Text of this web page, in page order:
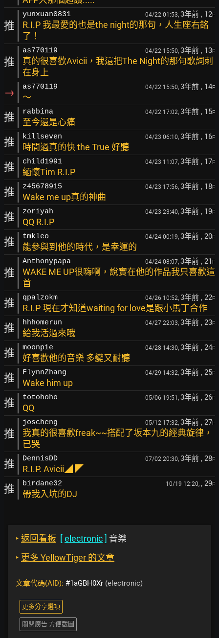
推
yunxuan0831 04/22 01:53, 3年前 , 12F
R.I.P 我最愛的也是the night的那句，人生座右銘
了！
推
as770119 04/22 15:50, 3年前 , 13F
真的很喜歡Avicii，我還把The Night的那句歌詞刺
在身上
→ as770119 04/22 15:50, 3年前 , 14F
～
推 rabbina 04/22 17:02, 3年前 , 15F
至今還是心痛
推 killseven 04/23 06:10, 3年前 , 16F
時間過真的快 the True 好聽
推 child1991 04/23 11:07, 3年前 , 17F
緬懷Tim R.I.P
推 z45678915 04/23 17:56, 3年前 , 18F
Wake me up真的神曲
推 zoriyah 04/23 23:40, 3年前 , 19F
QQ R.I.P
推 tmkleo 04/24 00:19, 3年前 , 20F
能參與到他的時代，是幸運的
推
Anthonypapa 04/24 08:07, 3年前 , 21 F
WAKE ME UP很嗨啊，說實在他的作品我只喜歡這
首
推 qpalzokm 04/26 10:52, 3年前 , 22F
R.I.P 現在才知道waiting for love是跟小馬丁合作
推 hhhomerun 04/27 22:03, 3年前 , 23F
給我活過來哦
推 moonpie 04/28 14:30, 3年前 , 24F
好喜歡他的音樂 多變又耐聽
推 FlynnZhang 04/29 14:32, 3年前 , 25F
Wake him up
推 totohoho 05/06 19:51, 3年前 , 26F
QQ
推
joscheng 05/12 17:32, 3年前 , 27F
我真的很喜歡freak~~搭配了坂本九的經典旋律，
已哭
推 DennisDD 07/02 20:30, 3年前 , 28F
R.I.P. Avicii◢ ◤
推 birdane32 10/19 12:20, , 29F
帶我入坑的DJ
‣ 返回看板 [electronic] 音樂
‣ 更多 YellowTiger 的文章
文章代碼(AID): #1aGBH0Xr (electronic)
更多分享選項
關閉廣告 方便截圖